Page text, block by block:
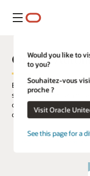
Menu
Would you like to
to you?
Souhaitez-vous
proche ?
Visit Oracle
See this page for a
Oracle
Exécutez l'IA sur toutes
sécurisée et à la
open source de lac de
données d'entreprise.